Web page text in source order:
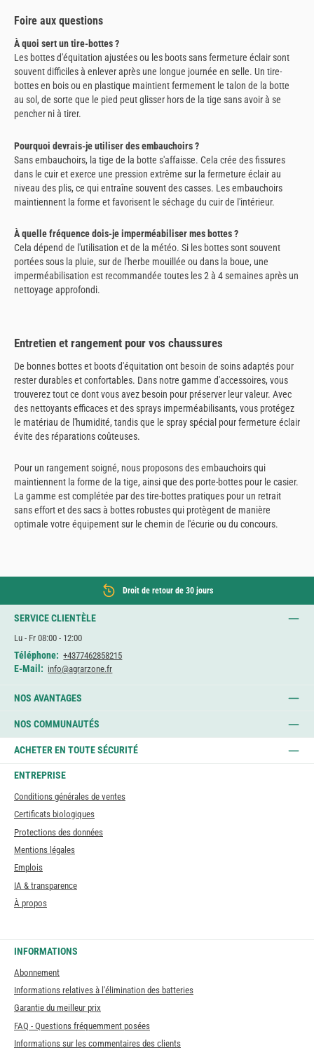
Foire aux questions
À quoi sert un tire-bottes ?
Les bottes d'équitation ajustées ou les boots sans fermeture éclair sont
souvent difficiles à enlever après une longue journée en selle. Un tire-
bottes en bois ou en plastique maintient fermement le talon de la botte
au sol, de sorte que le pied peut glisser hors de la tige sans avoir à se
pencher ni à tirer.
Pourquoi devrais-je utiliser des embauchoirs ?
Sans embauchoirs, la tige de la botte s'affaisse. Cela crée des fissures
dans le cuir et exerce une pression extrême sur la fermeture éclair au
niveau des plis, ce qui entraîne souvent des casses. Les embauchoirs
maintiennent la forme et favorisent le séchage du cuir de l'intérieur.
À quelle fréquence dois-je imperméabiliser mes bottes ?
Cela dépend de l'utilisation et de la météo. Si les bottes sont souvent
portées sous la pluie, sur de l'herbe mouillée ou dans la boue, une
imperméabilisation est recommandée toutes les 2 à 4 semaines après un
nettoyage approfondi.
Entretien et rangement pour vos chaussures
De bonnes bottes et boots d'équitation ont besoin de soins adaptés pour
rester durables et confortables. Dans notre gamme d'accessoires, vous
trouverez tout ce dont vous avez besoin pour préserver leur valeur. Avec
des nettoyants efficaces et des sprays imperméabilisants, vous protégez
le matériau de l'humidité, tandis que le spray spécial pour fermeture éclair
évite des réparations coûteuses.
Pour un rangement soigné, nous proposons des embauchoirs qui
maintiennent la forme de la tige, ainsi que des porte-bottes pour le casier.
La gamme est complétée par des tire-bottes pratiques pour un retrait
sans effort et des sacs à bottes robustes qui protègent de manière
optimale votre équipement sur le chemin de l'écurie ou du concours.
Droit de retour de 30 jours
SERVICE CLIENTÈLE
Lu - Fr 08:00 - 12:00
Téléphone: +4377462858215
E-Mail: info@agrarzone.fr
NOS AVANTAGES
NOS COMMUNAUTÉS
ACHETER EN TOUTE SÉCURITÉ
ENTREPRISE
Conditions générales de ventes
Certificats biologiques
Protections des données
Mentions légales
Emplois
IA & transparence
À propos
INFORMATIONS
Abonnement
Informations relatives à l'élimination des batteries
Garantie du meilleur prix
FAQ - Questions fréquemment posées
Informations sur les commentaires des clients